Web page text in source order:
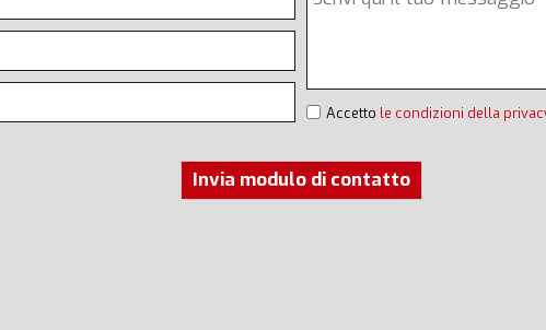
Accetto le condizioni della
Invia modulo di contatto